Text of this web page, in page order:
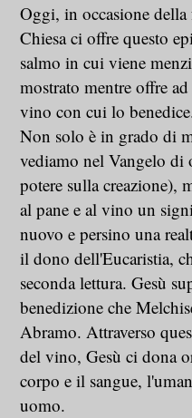
Oggi, in occasione
Chiesa ci offre questo
salmo in cui viene
mostrato mentre offre
vino con cui lo
Non solo è in grado di
vediamo nel Vangelo di
potere sulla creazione),
al pane e al vino un
nuovo e persino una
il dono dell'Eucaristia,
seconda lettura. Gesù
benedizione che
Abramo. Attraverso
del vino, Gesù ci dona
corpo e il sangue,
uomo.